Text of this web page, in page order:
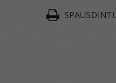
SPAUSDINTI: